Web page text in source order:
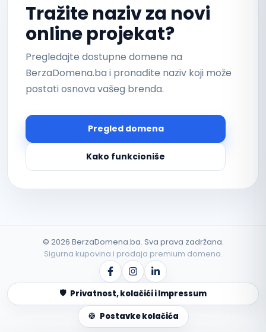
Tražite naziv za novi
online projekat?
Pregledajte dostupne domene na
BerzaDomena.ba i pronađite naziv koji može
postati osnova vašeg brenda.
Pregled domena
Kako funkcioniše
© 2026 BerzaDomena.ba. Sva prava zadržana.
Sigurna kupovina i prodaja premium domena.
Privatnost, kolačići i Impressum
Postavke kolačića